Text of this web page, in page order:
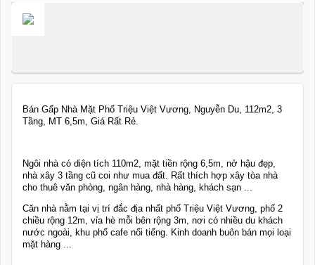
Bán Gấp Nhà Mặt Phố Triệu Việt Vương, Nguyễn Du, 112m2, 3
Tầng, MT 6,5m, Giá Rất Rẻ.
Ngôi nhà có diện tích 110m2, mặt tiền rộng 6,5m, nở hậu đẹp,
nhà xây 3 tầng cũ coi như mua đất. Rất thích hợp xây tòa nhà
cho thuê văn phòng, ngân hàng, nhà hàng, khách sạn ...
Căn nhà nằm tại vị trí đắc địa nhất phố Triệu Việt Vương, phố 2
chiều rộng 12m, vỉa hè mỗi bên rộng 3m, nơi có nhiều du khách
nước ngoài, khu phố cafe nổi tiếng. Kinh doanh buôn bán mọi loại
mặt hàng ...